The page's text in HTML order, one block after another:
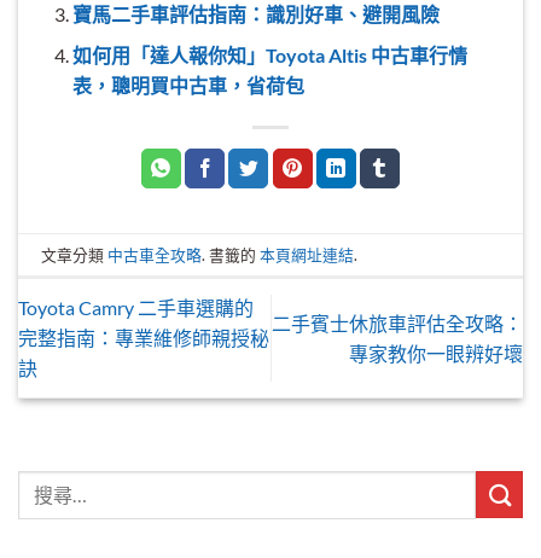
寶馬二手車評估指南：識別好車、避開風險
如何用「達人報你知」Toyota Altis 中古車行情
表，聰明買中古車，省荷包
文章分類 中古車全攻略. 書籤的本頁網址連結.
Toyota Camry 二手車選購的
完整指南：專業維修師親授秘
訣
二手賓士休旅車評估全攻略：
專家教你一眼辨好壞